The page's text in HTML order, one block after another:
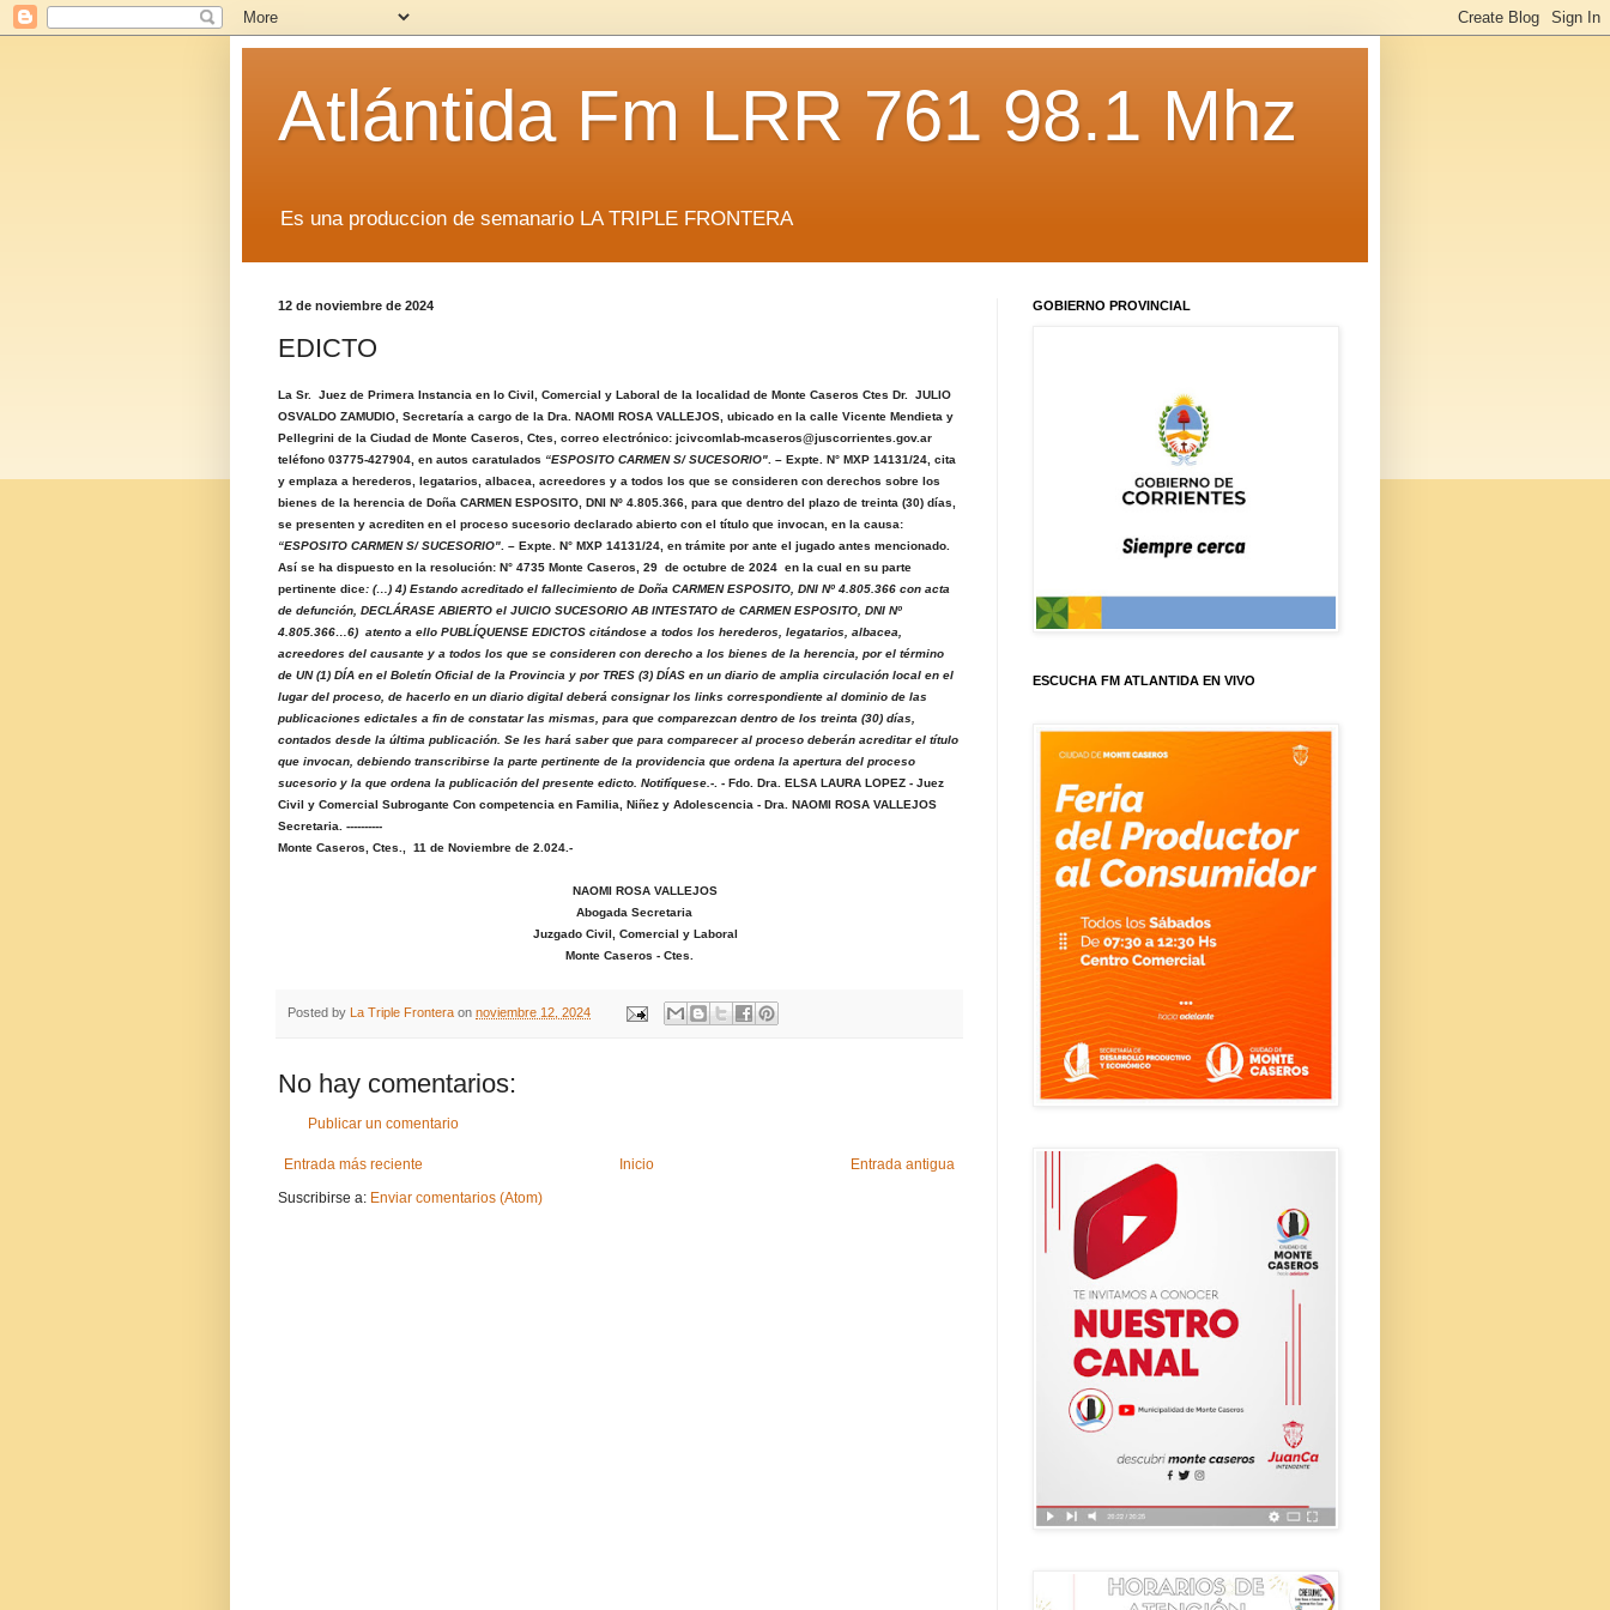
Atlántida Fm LRR 761 98.1 Mhz
Es una produccion de semanario LA TRIPLE FRONTERA
12 de noviembre de 2024
EDICTO
La Sr. Juez de Primera Instancia en lo Civil, Comercial y Laboral de la localidad de Monte Caseros Ctes Dr. JULIO
OSVALDO ZAMUDIO, Secretaría a cargo de la Dra. NAOMI ROSA VALLEJOS, ubicado en la calle Vicente Mendieta y
Pellegrini de la Ciudad de Monte Caseros, Ctes, correo electrónico: jcivcomlab-mcaseros@juscorrientes.gov.ar
teléfono 03775-427904, en autos caratulados “ESPOSITO CARMEN S/ SUCESORIO" . – Expte. N° MXP 14131/24, cita
y emplaza a herederos, legatarios, albacea, acreedores y a todos los que se consideren con derechos sobre los
bienes de la herencia de Doña CARMEN ESPOSITO, DNI Nº 4.805.366, para que dentro del plazo de treinta (30) días,
se presenten y acrediten en el proceso sucesorio declarado abierto con el título que invocan, en la causa:
“ESPOSITO CARMEN S/ SUCESORIO" . – Expte. N° MXP 14131/24, en trámite por ante el jugado antes mencionado.
Así se ha dispuesto en la resolución: N° 4735 Monte Caseros, 29 de octubre de 2024 en la cual en su parte
pertinente dice: (…) 4) Estando acreditado el fallecimiento de Doña CARMEN ESPOSITO, DNI Nº 4.805.366 con acta
de defunción, DECLÁRASE ABIERTO el JUICIO SUCESORIO AB INTESTATO de CARMEN ESPOSITO, DNI Nº
4.805.366…6) atento a ello PUBLÍQUENSE EDICTOS citándose a todos los herederos, legatarios, albacea,
acreedores del causante y a todos los que se consideren con derecho a los bienes de la herencia, por el término
de UN (1) DÍA en el Boletín Oficial de la Provincia y por TRES (3) DÍAS en un diario de amplia circulación local en el
lugar del proceso, de hacerlo en un diario digital deberá consignar los links correspondiente al dominio de las
publicaciones edictales a fin de constatar las mismas, para que comparezcan dentro de los treinta (30) días,
contados desde la última publicación. Se les hará saber que para comparecer al proceso deberán acreditar el título
que invocan, debiendo transcribirse la parte pertinente de la providencia que ordena la apertura del proceso
sucesorio y la que ordena la publicación del presente edicto. Notifíquese.- . - Fdo. Dra. ELSA LAURA LOPEZ - Juez
Civil y Comercial Subrogante Con competencia en Familia, Niñez y Adolescencia - Dra. NAOMI ROSA VALLEJOS
Secretaria. ----------
Monte Caseros, Ctes., 11 de Noviembre de 2.024.-
NAOMI ROSA VALLEJOS
Abogada Secretaria
Juzgado Civil, Comercial y Laboral
Monte Caseros - Ctes.
Posted by La Triple Frontera on noviembre 12, 2024
No hay comentarios:
Publicar un comentario
Entrada más reciente Entrada antigua
Inicio
Suscribirse a: Enviar comentarios (Atom)
GOBIERNO PROVINCIAL
ESCUCHA FM ATLANTIDA EN VIVO